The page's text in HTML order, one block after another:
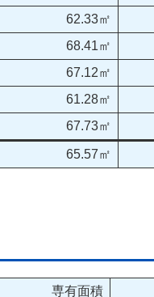
62.33㎡
68.41㎡
67.12㎡
61.28㎡
67.73㎡
65.57㎡
専有面積